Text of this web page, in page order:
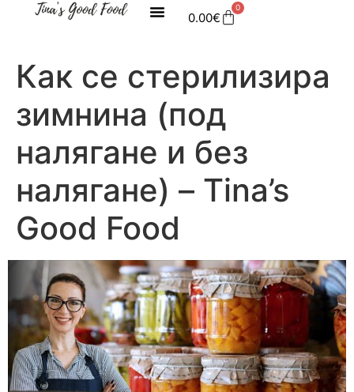
0.00€
0
Как се стерилизира
зимнина (под
налягане и без
налягане) – Tina’s
Good Food